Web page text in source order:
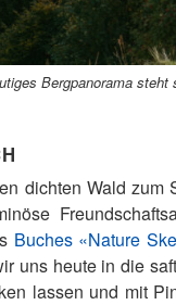
Bergpanorama
dichten Wald zum
Buches «Nature
uns heute in die
lassen und mit